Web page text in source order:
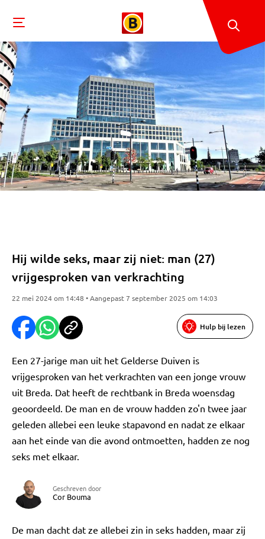
Hij wilde seks, maar zij niet: man (27)
vrijgesproken van verkrachting
22 mei 2024 om 14:48 • Aangepast 7 september 2025 om 14:03
Hulp bij lezen
Een 27-jarige man uit het Gelderse Duiven is
vrijgesproken van het verkrachten van een jonge vrouw
uit Breda. Dat heeft de rechtbank in Breda woensdag
geoordeeld. De man en de vrouw hadden zo'n twee jaar
geleden allebei een leuke stapavond en nadat ze elkaar
aan het einde van die avond ontmoetten, hadden ze nog
seks met elkaar.
Geschreven door
Cor Bouma
De man dacht dat ze allebei zin in seks hadden, maar zij